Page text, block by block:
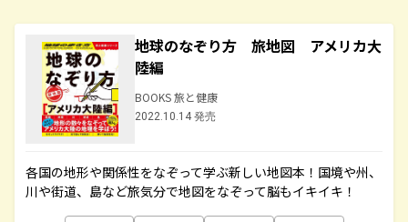
地球のなぞり方 旅地図 アメリカ大
陸編
BOOKS 旅と健康
2022.10.14 発売
各国の地形や関係性をなぞって学ぶ新しい地図本！国境や州、
川や街道、島など旅気分で地図をなぞって脳もイキイキ！